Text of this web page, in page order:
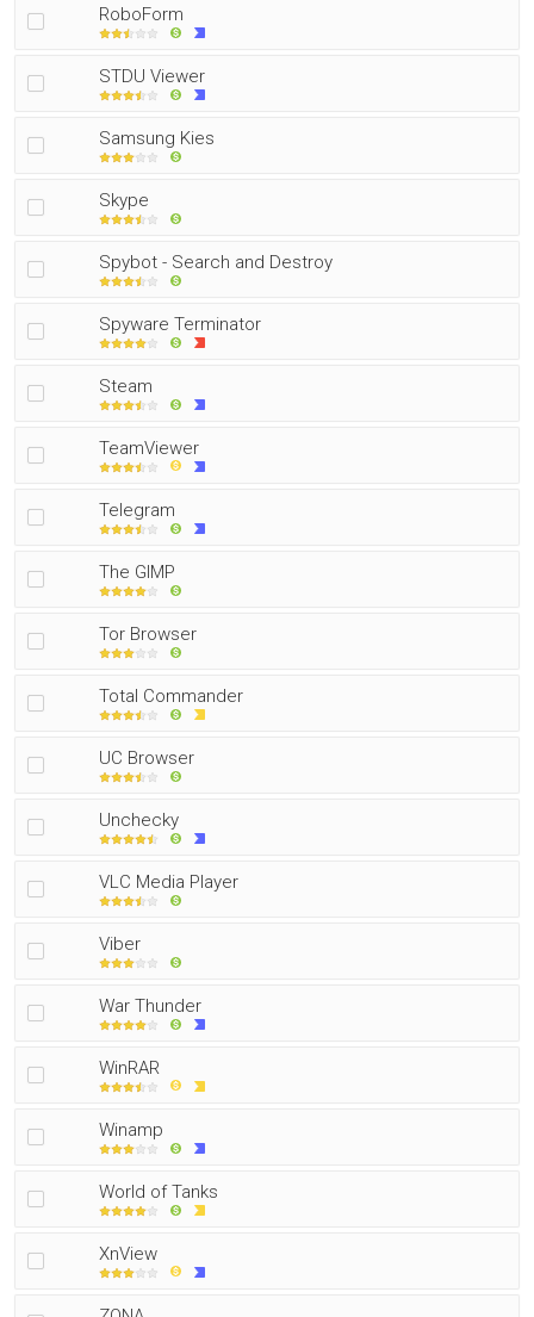
RoboForm
STDU Viewer
Samsung Kies
Skype
Spybot - Search and Destroy
Spyware Terminator
Steam
TeamViewer
Telegram
The GIMP
Tor Browser
Total Commander
UC Browser
Unchecky
VLC Media Player
Viber
War Thunder
WinRAR
Winamp
World of Tanks
XnView